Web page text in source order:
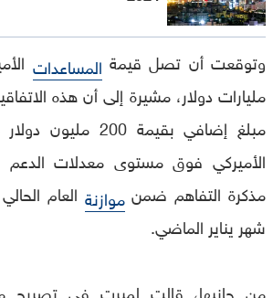
وتوقعت أن تصل قيمة المساعدات
مليارات دولار، مشيرة إلى أن هذه
مبلغ إضافي بقيمة 200 مليون دولار من قبل
الأميركي فوق مستوى معدلات الدعم
مذكرة التفاهم ضمن موازنة العام
شهر يناير الماضي.
من جانبها، قالت لمبرت في تصريح